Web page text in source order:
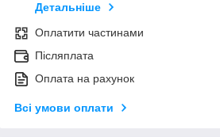
Детальніше
Оплатити частинами
Післяплата
Оплата на рахунок
Всі умови оплати